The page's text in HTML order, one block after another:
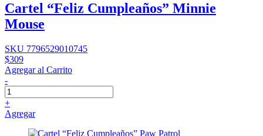
Cartel “Feliz Cumpleaños” Minnie
Mouse
SKU 7796529010745
$309
Agregar al Carrito
-
+
Agregar